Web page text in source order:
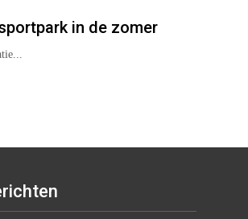
in de zomer